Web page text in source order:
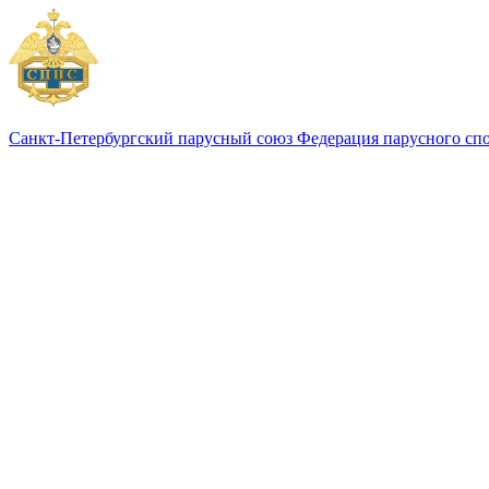
Санкт-Петербургский парусный союз Федерация парусного